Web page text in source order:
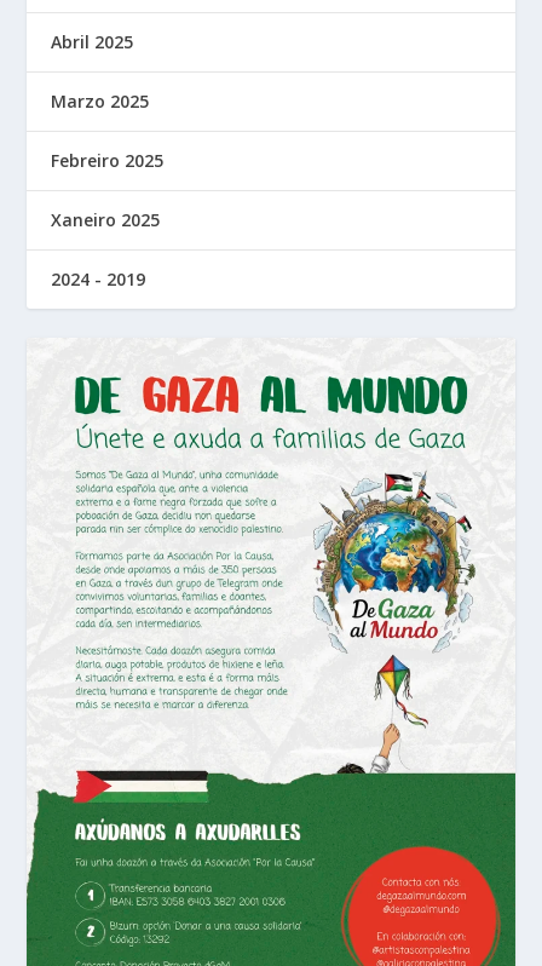
Abril 2025
Marzo 2025
Febreiro 2025
Xaneiro 2025
2024 - 2019